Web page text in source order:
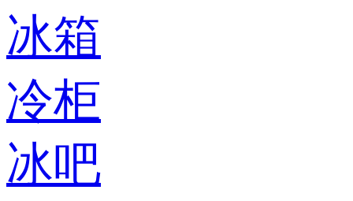
冰箱
冷柜
冰吧